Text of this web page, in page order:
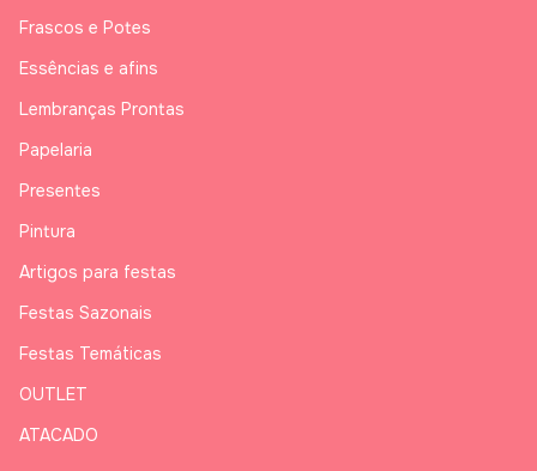
Frascos e Potes
Essências e afins
Lembranças Prontas
Papelaria
Presentes
Pintura
Artigos para festas
Festas Sazonais
Festas Temáticas
OUTLET
ATACADO